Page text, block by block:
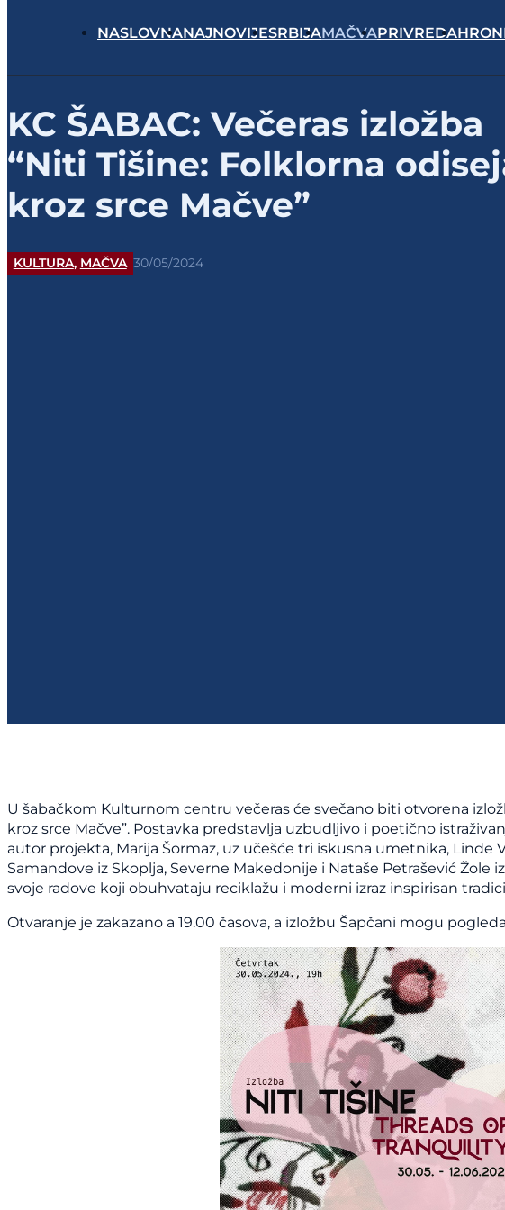
NASLOVNANAJNOVIJESRBIJAMAČVAPRIVREDA
KC ŠABAC: Večeras izložba
“Niti Tišine: Folklorna
kroz srce Mačve”
KULTURA, MAČVA 30/05/2024
U šabačkom Kulturnom centru večeras će svečano biti otvorena
kroz srce Mačve”. Postavka predstavlja uzbudljivo i poetično
autor projekta, Marija Šormaz, uz učešće tri iskusna umetnika, Linde
Samandove iz Skoplja, Severne Makedonije i Nataše Petrašević Žole
svoje radove koji obuhvataju reciklažu i moderni izraz inspirisan
Otvaranje je zakazano a 19.00 časova, a izložbu Šapčani mogu